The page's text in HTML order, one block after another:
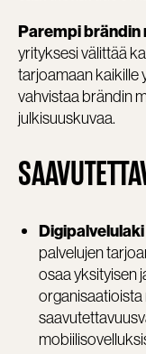
Parempi brändin
yrityksesi välittää
tarjoamaan kaikille
vahvistaa brändin
julkisuuskuvaa.
palvelujen
osaa yksityisen